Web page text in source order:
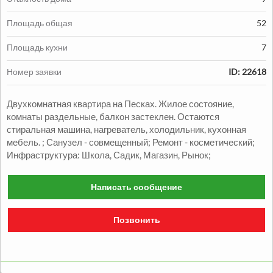
Продажа:
1330000грн.
Продажа Квартиры
2 комн. м Александровский р-н
Площадь общая 52
Площадь кухни 7
Номер заявки ID: 22618
Двухкомнатная квартира на Песках. Жилое состояние,
комнаты раздельные, балкон застеклен. Остаются
стиральная машина, нагреватель, холодильник, кухонная
мебель. ; Санузел - совмещенный; Ремонт - косметический;
Инфраструктура: Школа, Садик, Магазин, Рынок;
Написать сообщение
Позвонить